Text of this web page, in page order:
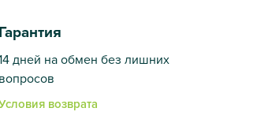
Гарантия
дней на обмен без лишних
вопросов
возврата